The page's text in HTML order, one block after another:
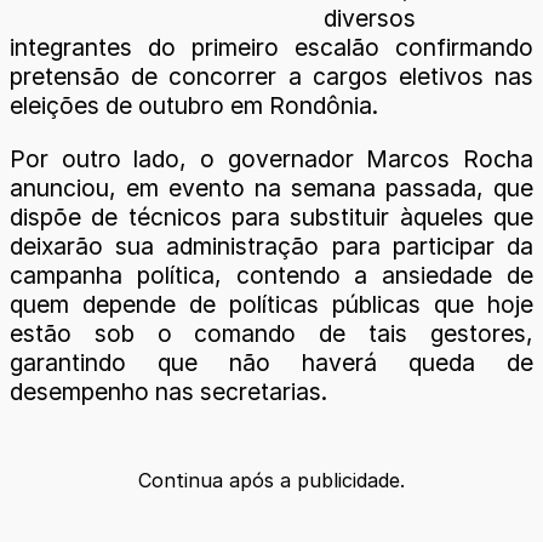
diversos
integrantes do primeiro escalão confirmando
pretensão de concorrer a cargos eletivos nas
eleições de outubro em Rondônia.
Por outro lado, o governador Marcos Rocha
anunciou, em evento na semana passada, que
dispõe de técnicos para substituir àqueles que
deixarão sua administração para participar da
campanha política, contendo a ansiedade de
quem depende de políticas públicas que hoje
estão sob o comando de tais gestores,
garantindo que não haverá queda de
desempenho nas secretarias.
Continua após a publicidade.